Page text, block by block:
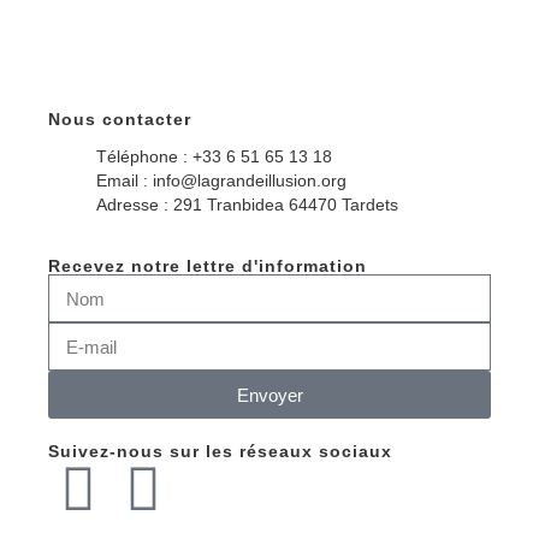
Nous contacter
Téléphone : +33 6 51 65 13 18
Email : info@lagrandeillusion.org
Adresse : 291 Tranbidea 64470 Tardets
Recevez notre lettre d'information
Envoyer
Suivez-nous sur les réseaux sociaux